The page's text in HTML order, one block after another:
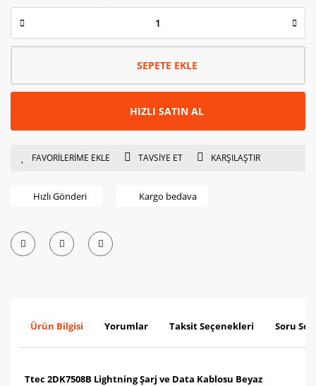
SEPETE EKLE
HIZLI SATIN AL
TAVSİYE ET KARŞILAŞTIR
Hızlı Gönderi Kargo bedava
Ürün Bilgisi Yorumlar Taksit Seçenekleri Soru
Ttec 2DK7508B Lightning Şarj ve Data Kablosu Beyaz